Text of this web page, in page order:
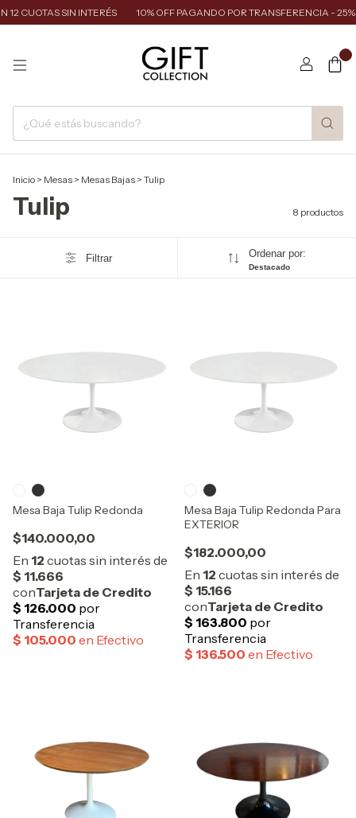
CUOTAS SIN INTERÉS 10% OFF PAGANDO POR TRANSFERENCIA - 25%
0
Inicio > Mesas > Mesas Bajas > Tulip
Tulip 8 productos
Filtrar Ordenar por:
Destacado
Mesa Baja Tulip Redonda
$140.000,00
Mesa Baja Tulip Redonda Para
EXTERIOR
$182.000,00